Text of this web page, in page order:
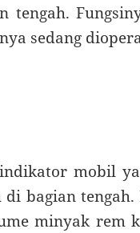
tengah.
sedang
mobil
bagian
minyak rem